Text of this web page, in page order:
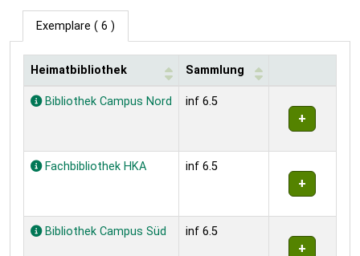
Exemplare ( 6 )
Exemplare
Heimatbibliothek Sammlung
Bibliothek Campus Nord inf 6.5
Fachbibliothek HKA inf 6.5
Bibliothek Campus Süd inf 6.5